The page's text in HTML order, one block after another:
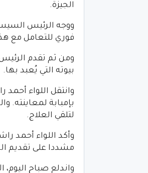
الجيزة.
ووجه الرئيس
فوري للتعامل مع
ومن ثم تقدم الرئيس
بيوته التي يُعبد بها.
وانتقل اللواء
بإمبابة لمعاينته.
لتلقي العلاج.
وأكد اللواء أحمد
مشددا على تقديم
واندلع صباح